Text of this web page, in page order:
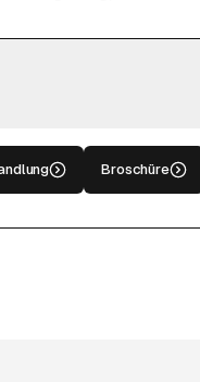
Broschüre